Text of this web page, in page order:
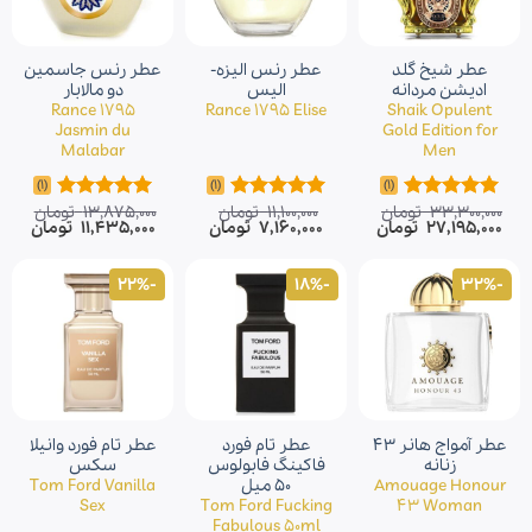
عطر شیخ گلد
ادیشن مردانه
Shaik Opulent
Gold Edition for
Men
امتیاز5.00
از 5
(1)
33,300,000 تومان
قیمت
اصلی
بود.
27,195,000 تومانقیمت
عطر رنس الیزه-
الیس
Rance 1795 Elise
امتیاز5.00
از 5
(1)
11,100,000 تومان
قیمت
اصلی
بود.
7,160,000 تومانقیمت
فعلی
عطر رنس جاسمین
دو مالابار
Rance 1795
Jasmin du
Malabar
امتیاز5.00
از 5
(1)
13,875,000 تومان
قیمت
اصلی
بود.
11,435,000 تومان
-32%
عطر آمواج هانر 43
زنانه
Amouage Honour
43 Woman
-18%
عطر تام فورد
فاکینگ فابولوس
۵۰ میل
Tom Ford Fucking
Fabulous 50ml
-22%
عطر تام فورد وانیلا
سکس
Tom Ford Vanilla
Sex